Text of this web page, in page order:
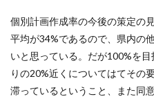
個別計画作成率の今後の策定の
平均が34%であるので、県内の
いと思っている。だが100%を
りの20%近くについてはてその
滞っているということ、また同